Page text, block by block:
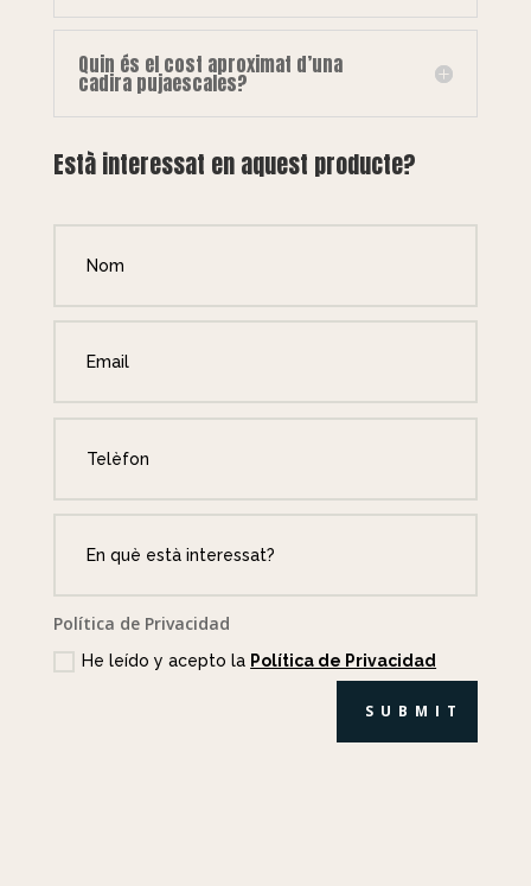
Quin és el cost aproximat d’una
cadira pujaescales?
Està interessat en aquest producte?
Política de Privacidad
He leído y acepto la Política de Privacidad
SUBMIT